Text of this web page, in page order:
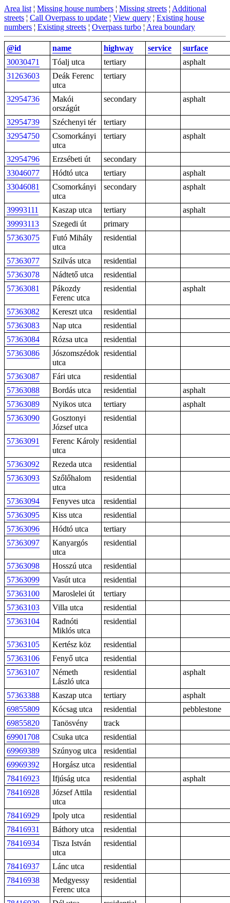
Area list ¦ Missing house numbers ¦ Missing streets ¦ Additional
streets ¦ Call Overpass to update ¦ View query ¦ Existing house
numbers ¦ Existing streets ¦ Overpass turbo ¦ Area boundary
@id name highway service
surface
30030471
Tóalj utca tertiary
asphalt
31263603
Deák Ferenc
utca
tertiary
32954736
Makói
országút
secondary asphalt
32954739 Széchenyi tér
tertiary
32954750
Csomorkányi
utca
tertiary asphalt
32954796 Erzsébeti út
secondary
33046077
Hódtó utca tertiary
asphalt
33046081
Csomorkányi
utca
secondary asphalt
39993111 Kaszap utca tertiary
asphalt
39993113
Szegedi út
primary
57363075
Futó Mihály
utca
residential
57363077 Szilvás utca
residential
57363078
Nádtető utca
residential
57363081
Pákozdy
Ferenc utca
residential asphalt
57363082 Kereszt utca
residential
57363083
Nap utca
residential
57363084
Rózsa utca
residential
57363086
Jószomszédok
utca
residential
57363087 Fári utca
residential
57363088
Bordás utca residential
asphalt
57363089
Nyikos utca tertiary
asphalt
57363090
Gosztonyi
József utca
residential
57363091
Ferenc Károly
utca
residential
57363092 Rezeda utca
residential
57363093
Szőlőhalom
utca
residential
57363094 Fenyves utca
residential
57363095
Kiss utca
residential
57363096
Hódtó utca
tertiary
57363097
Kanyargós
utca
residential
57363098 Hosszú utca
residential
57363099
Vasút utca
residential
57363100
Maroslelei út
tertiary
57363103
Villa utca
residential
57363104
Radnóti
Miklós utca
residential
57363105 Kertész köz
residential
57363106
Fenyő utca
residential
57363107
Németh
László utca
residential asphalt
57363388 Kaszap utca tertiary
asphalt
69855809
Kócsag utca residential
pebblestone
69855820
Tanösvény
track
69901708
Csuka utca
residential
69969389
Szúnyog utca
residential
69969392
Horgász utca
residential
78416923
Ifjúság utca residential
asphalt
78416928
József Attila
utca
residential
78416929 Ipoly utca
residential
78416931
Báthory utca
residential
78416934
Tisza István
utca
residential
78416937 Lánc utca
residential
78416938
Medgyessy
Ferenc utca
residential